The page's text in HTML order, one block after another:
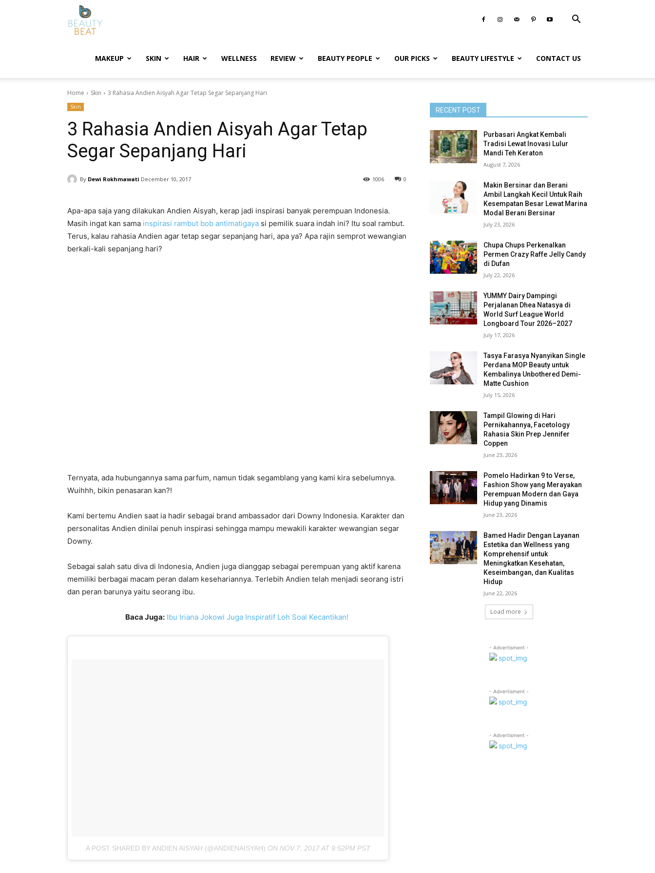
MAKEUP SKIN HAIR WELLNESS REVIEW BEAUTY PEOPLE OUR PICKS BEAUTY LIFESTYLE CONTACT US
Home Skin 3 Rahasia Andien Aisyah Agar Tetap Segar Sepanjang Hari
Skin
3 Rahasia Andien Aisyah Agar Tetap
Segar Sepanjang Hari
By Dewi Rokhmawati December 10, 2017 0
1006
Apa-apa saja yang dilakukan Andien Aisyah, kerap jadi inspirasi banyak perempuan Indonesia.
Masih ingat kan sama inspirasi rambut bob antimatigaya si pemilik suara indah ini? Itu soal rambut.
Terus, kalau rahasia Andien agar tetap segar sepanjang hari, apa ya? Apa rajin semprot wewangian
berkali-kali sepanjang hari?
Ternyata, ada hubungannya sama parfum, namun tidak segamblang yang kami kira sebelumnya.
Wuihhh, bikin penasaran kan?!
Kami bertemu Andien saat ia hadir sebagai brand ambassador dari Downy Indonesia. Karakter dan
personalitas Andien dinilai penuh inspirasi sehingga mampu mewakili karakter wewangian segar
Downy.
Sebagai salah satu diva di Indonesia, Andien juga dianggap sebagai perempuan yang aktif karena
memiliki berbagai macam peran dalam kesehariannya. Terlebih Andien telah menjadi seorang istri
dan peran barunya yaitu seorang ibu.
Baca Juga: Ibu Iriana Jokowi Juga Inspiratif Loh Soal Kecantikan!
A POST SHARED BY ANDIEN AISYAH (@ANDIENAISYAH) ON NOV 7, 2017 AT 9:52PM PST
RECENT POST
Purbasari Angkat Kembali
Tradisi Lewat Inovasi Lulur
Mandi Teh Keraton
August 7, 2026
Makin Bersinar dan Berani
Ambil Langkah Kecil Untuk Raih
Kesempatan Besar Lewat Marina
Modal Berani Bersinar
July 23, 2026
Chupa Chups Perkenalkan
Permen Crazy Raffe Jelly Candy
di Dufan
July 22, 2026
YUMMY Dairy Dampingi
Perjalanan Dhea Natasya di
World Surf League World
Longboard Tour 2026–2027
July 17, 2026
Tasya Farasya Nyanyikan Single
Perdana MOP Beauty untuk
Kembalinya Unbothered Demi-
Matte Cushion
July 15, 2026
Tampil Glowing di Hari
Pernikahannya, Facetology
Rahasia Skin Prep Jennifer
Coppen
June 23, 2026
Pomelo Hadirkan 9 to Verse,
Fashion Show yang Merayakan
Perempuan Modern dan Gaya
Hidup yang Dinamis
June 23, 2026
Bamed Hadir Dengan Layanan
Estetika dan Wellness yang
Komprehensif untuk
Meningkatkan Kesehatan,
Keseimbangan, dan Kualitas
Hidup
June 22, 2026
Load more
- Advertisment -
- Advertisment -
- Advertisment -